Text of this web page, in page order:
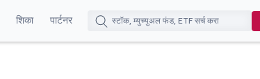
शिका पार्टनर